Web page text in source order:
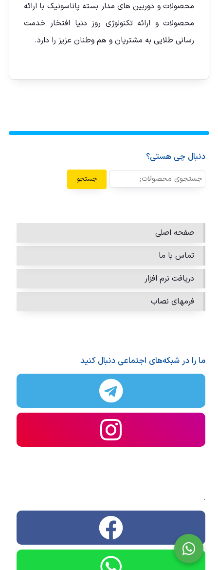
محصولات و دوربین های مدار بسته پاناسونیک با ارائه
محصولات و ارائه تکنولوژی روز دنیا افتخار خدمت
رسانی طلایی به مشتریان و هم وطنان عزیز را دارد.
دنبال چی هستی؟
جستجو
صفحه اصلی
تماس با ما
دریافت نرم افزار
فرمهای نصاب
ما را در شبکه‌های اجتماعی دنبال کنید
.